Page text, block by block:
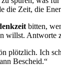
die Zeit, die
bitten,
willst. Antworte
plötzlich. Ich
Bescheid.“